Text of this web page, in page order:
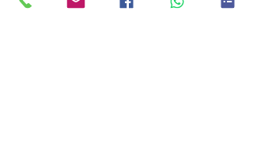
Blanc ou teintable en Stocolor